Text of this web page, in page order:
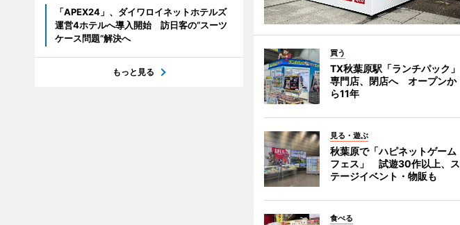
買う
TX秋葉原駅「ランチパック」
専門店、閉店へ オープンか
ら11年
見る・遊ぶ
秋葉原で「ハピネットゲーム
フェス」 試遊30作以上、ス
テージイベント・物販も
食べる
「APEX24」、ダイワロイネットホテルズ
運営4ホテルへ導入開始 訪日客の“スーツ
ケース問題”解決へ
もっと見る